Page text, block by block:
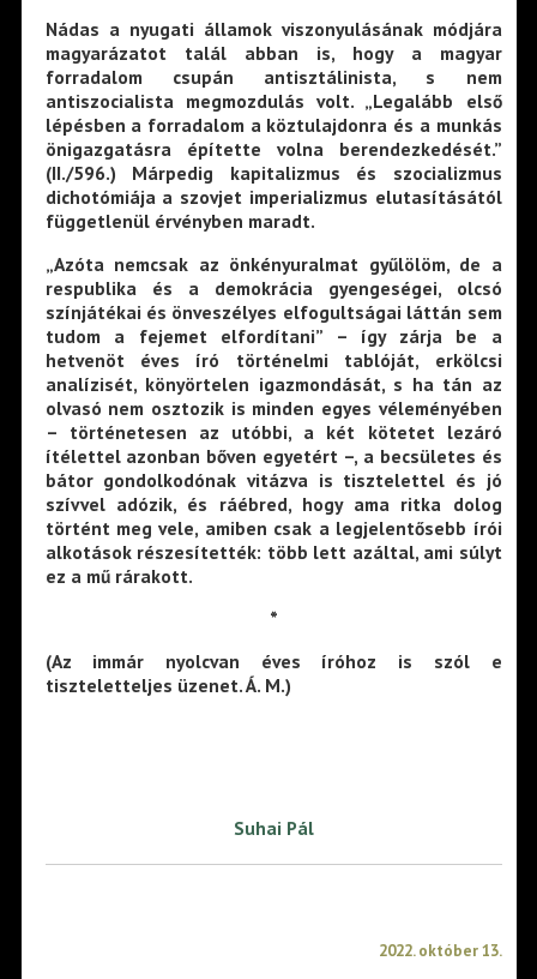
Nádas a nyugati államok viszonyulásának módjára
magyarázatot talál abban is, hogy a magyar
forradalom csupán antisztálinista, s nem
antiszocialista megmozdulás volt. „Legalább első
lépésben a forradalom a köztulajdonra és a munkás
önigazgatásra építette volna berendezkedését.”
(II./596.) Márpedig kapitalizmus és szocializmus
dichotómiája a szovjet imperializmus elutasításától
függetlenül érvényben maradt.
„Azóta nemcsak az önkényuralmat gyűlölöm, de a
respublika és a demokrácia gyengeségei, olcsó
színjátékai és önveszélyes elfogultságai láttán sem
tudom a fejemet elfordítani” – így zárja be a
hetvenöt éves író történelmi tablóját, erkölcsi
analízisét, könyörtelen igazmondását, s ha tán az
olvasó nem osztozik is minden egyes véleményében
– történetesen az utóbbi, a két kötetet lezáró
ítélettel azonban bőven egyetért –, a becsületes és
bátor gondolkodónak vitázva is tisztelettel és jó
szívvel adózik, és ráébred, hogy ama ritka dolog
történt meg vele, amiben csak a legjelentősebb írói
alkotások részesítették: több lett azáltal, ami súlyt
ez a mű rárakott.
*
(Az immár nyolcvan éves íróhoz is szól e
tiszteletteljes üzenet. Á. M.)
Suhai Pál
2022. október 13.